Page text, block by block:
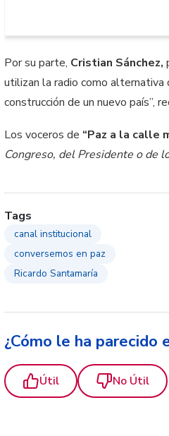
Por su parte, Cristian Sánchez,
utilizan la radio como alternativa
construcción de un nuevo país”,
Los voceros de “Paz a la calle
Congreso, del Presidente o de
Tags
canal institucional
conversemos en paz
Ricardo Santamaría
¿Cómo le ha parecido
Útil No Útil